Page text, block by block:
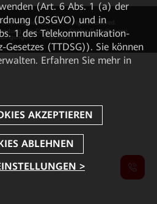
Co., Ltd. All rights reserved.
von Cookies
Cookie Einstellungen
Impressum
(Art. 6 Abs. 1 (a) der
(DSGVO) und in
1 des Telekommunikation-
Gesetzes (TTDSG)). Sie können
Erfahren Sie mehr in
>